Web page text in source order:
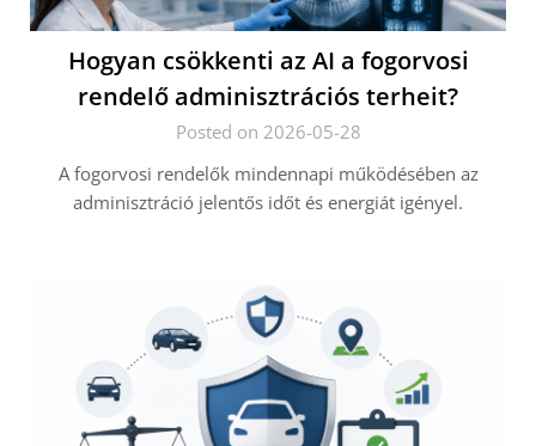
Hogyan csökkenti az AI a fogorvosi
rendelő adminisztrációs terheit?
Posted on 2026-05-28
A fogorvosi rendelők mindennapi működésében az
adminisztráció jelentős időt és energiát igényel.